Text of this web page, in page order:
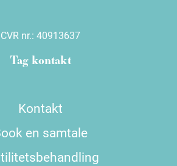
CVR nr.:40913637
Tag kontakt
Kontakt
en samtale